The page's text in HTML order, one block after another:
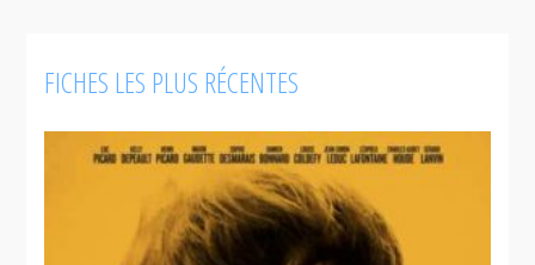
Orgasm
FICHES LES PLUS RÉCENTES